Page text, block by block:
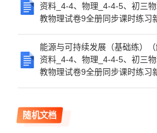
资料_4-4、物理_4-4-5、初三
教物理试卷9全册同步课时练习
能源与可持续发展（基础练）
资料_4-4、物理_4-4-5、初三
教物理试卷9全册同步课时练习
随机文档